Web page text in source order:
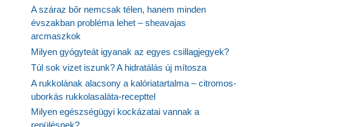
A száraz bőr nemcsak télen, hanem minden
évszakban probléma lehet – sheavajas
arcmaszkok
Milyen gyógyteát igyanak az egyes csillagjegyek?
Túl sok vizet iszunk? A hidratálás új mítosza
A rukkolának alacsony a kalóriatartalma – citromos-
uborkás rukkolasaláta-recepttel
Milyen egészségügyi kockázatai vannak a